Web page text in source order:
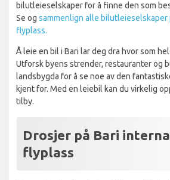
bilutleieselskaper for å finne den som
Se og sammenlign alle bilutleieselskaper
flyplass.
Å leie en bil i Bari lar deg dra hvor som
Utforsk byens strender, restauranter og
landsbygda for å se noe av den
kjent for. Med en leiebil kan du virkelig
tilby.
Drosjer på Bari
flyplass